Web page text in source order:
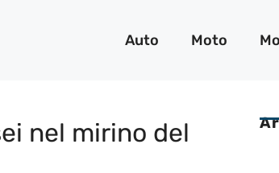
Auto Moto
nel mirino del